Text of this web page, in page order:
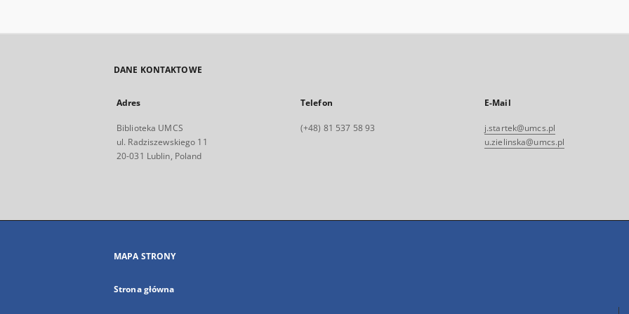
DANE KONTAKTOWE
Adres
Biblioteka UMCS
ul. Radziszewskiego 11
20-031 Lublin, Poland
Telefon
(+48) 81 537 58 93
E-Mail
j.startek@umcs.pl
u.zielinska@umcs.pl
MAPA STRONY
Strona główna